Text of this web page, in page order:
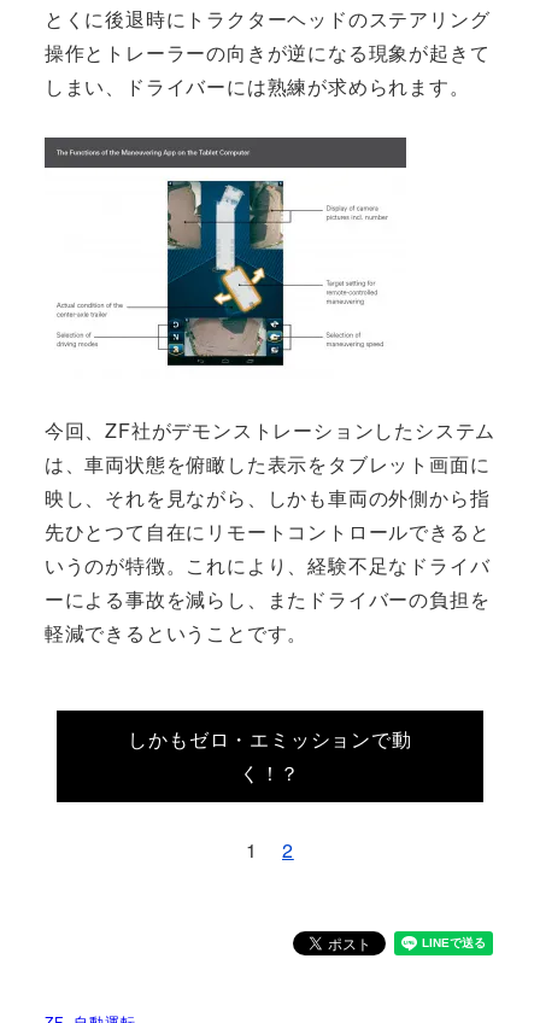
とくに後退時にトラクターヘッドのステアリング
操作とトレーラーの向きが逆になる現象が起きて
しまい、ドライバーには熟練が求められます。
今回、ZF社がデモンストレーションしたシステム
は、車両状態を俯瞰した表示をタブレット画面に
映し、それを見ながら、しかも車両の外側から指
先ひとつて自在にリモートコントロールできると
いうのが特徴。これにより、経験不足なドライバ
ーによる事故を減らし、またドライバーの負担を
軽減できるということです。
しかもゼロ・エミッションで動
く！？
1 2